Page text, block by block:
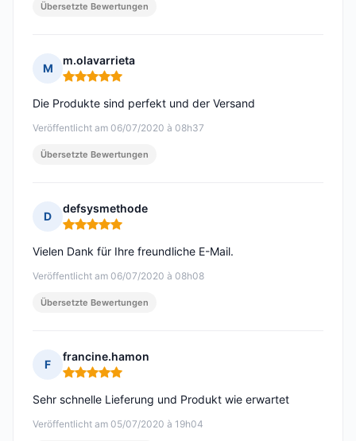
Übersetzte Bewertungen
M
m.olavarrieta
Hinweis: 5 von 5
Veröffentlicht am 06/07/2020 à 08h37
Die Produkte sind perfekt und der Versand
Übersetzte Bewertungen
D
defsysmethode
Hinweis: 5 von 5
Veröffentlicht am 06/07/2020 à 08h08
Vielen Dank für Ihre freundliche E-Mail.
Übersetzte Bewertungen
F
francine.hamon
Hinweis: 5 von 5
Veröffentlicht am 05/07/2020 à 19h04
Sehr schnelle Lieferung und Produkt wie erwartet